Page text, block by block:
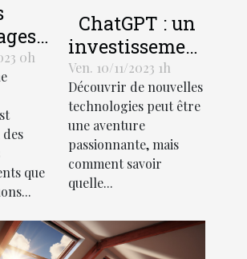
0h
que
ChatGPT : un
investissement
rentable pour
les entreprises
Ven. 10/11/2023 1h
Découvrir de nouvelles
technologies peut être
une aventure
passionnante, mais
comment savoir
quelle...